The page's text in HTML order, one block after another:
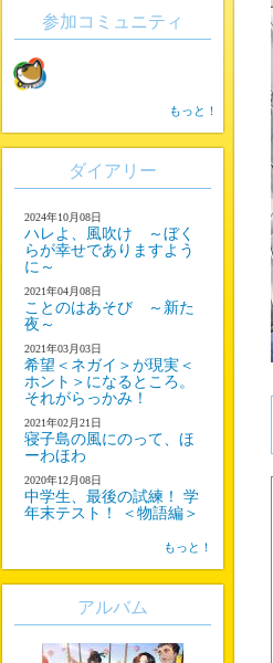
参加コミュニティ
もっと！
ダイアリー
2024年10月08日
ハレよ、風吹け ～ぼく
らが幸せでありますよう
に～
2021年04月08日
ことのはあそび ～新た
夜～
2021年03月03日
希望＜ネガイ＞が現実＜
ホント＞になるところ。
それがらっかみ！
2021年02月21日
寝子島の風にのって、ほ
ーわほわ
2020年12月08日
中学生、最後の試練！ 学
年末テスト！ ＜物語編＞
もっと！
アルバム